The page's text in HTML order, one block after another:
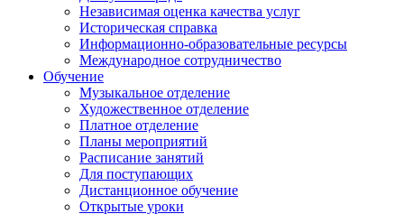
Независимая оценка качества услуг
Историческая справка
Информационно-образовательные ресурсы
Международное сотрудничество
Обучение
Музыкальное отделение
Художественное отделение
Платное отделение
Планы мероприятий
Расписание занятий
Для поступающих
Дистанционное обучение
Открытые уроки